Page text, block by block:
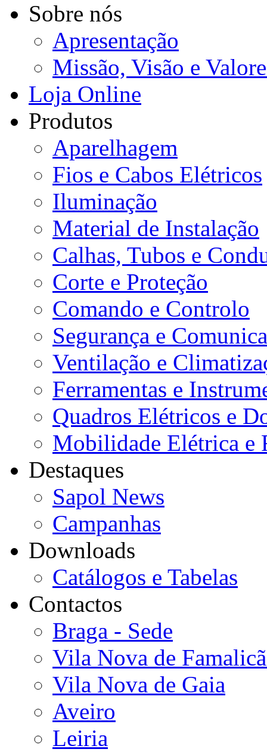
Sobre nós
Apresentação
Missão, Visão e
Loja Online
Produtos
Aparelhagem
Fios e Cabos Elétricos
Iluminação
Material de Instalação
Calhas, Tubos e
Corte e Proteção
Comando e Controlo
Segurança e
Ventilação e
Ferramentas e
Quadros Elétricos e
Mobilidade Elétrica e
Destaques
Sapol News
Campanhas
Downloads
Catálogos e Tabelas
Contactos
Braga - Sede
Vila Nova de
Vila Nova de Gaia
Aveiro
Leiria